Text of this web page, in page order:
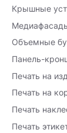
Крышные
Объемные
Панель-
Печать на
Печать на
Печать
Печать